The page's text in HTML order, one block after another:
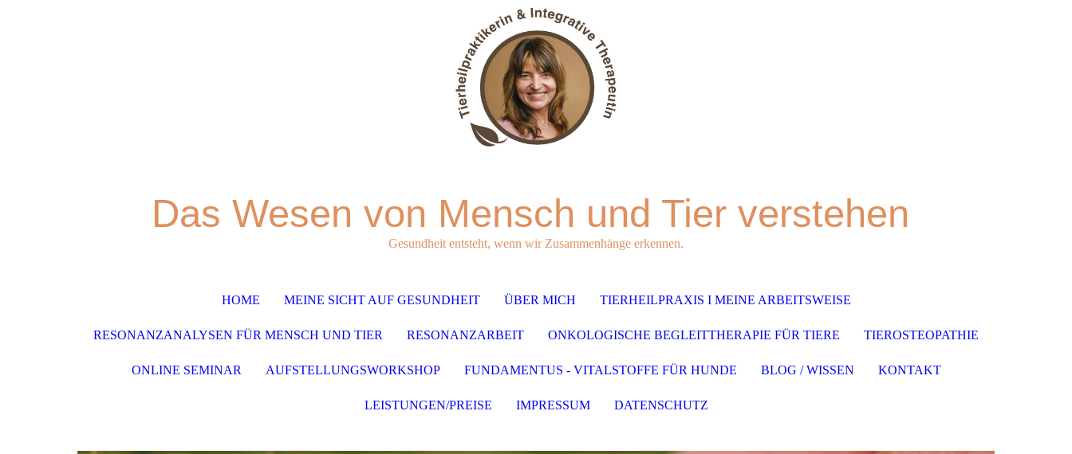
Das Wesen von Mensch und Tier verstehen
Gesundheit entsteht, wenn wir Zusammenhänge erkennen.
HOME MEINE SICHT AUF GESUNDHEIT ÜBER MICH TIERHEILPRAXIS I MEINE ARBEITSWEISE
RESONANZANALYSEN FÜR MENSCH UND TIER RESONANZARBEIT ONKOLOGISCHE BEGLEITTHERAPIE FÜR TIERE TIEROSTEOPATHIE
ONLINE SEMINAR AUFSTELLUNGSWORKSHOP FUNDAMENTUS - VITALSTOFFE FÜR HUNDE BLOG / WISSEN KONTAKT
LEISTUNGEN/PREISE IMPRESSUM DATENSCHUTZ